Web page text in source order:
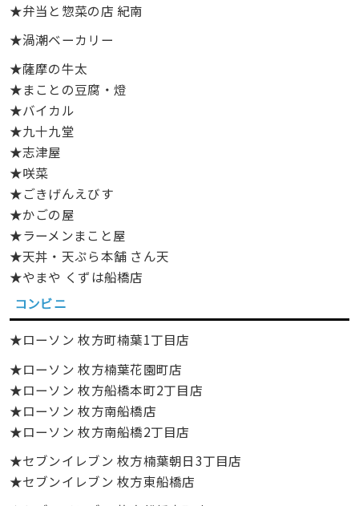
★弁当と惣菜の店 紀南
★渦潮ベーカリー
★薩摩の牛太
★まことの豆腐・燈
★バイカル
★九十九堂
★志津屋
★咲菜
★ごきげんえびす
★かごの屋
★ラーメンまこと屋
★天丼・天ぷら本舗 さん天
★やまや くずは船橋店
コンビニ
★ローソン 枚方町楠葉1丁目店
★ローソン 枚方楠葉花園町店
★ローソン 枚方船橋本町2丁目店
★ローソン 枚方南船橋店
★ローソン 枚方南船橋2丁目店
★セブンイレブン 枚方楠葉朝日3丁目店
★セブンイレブン 枚方東船橋店